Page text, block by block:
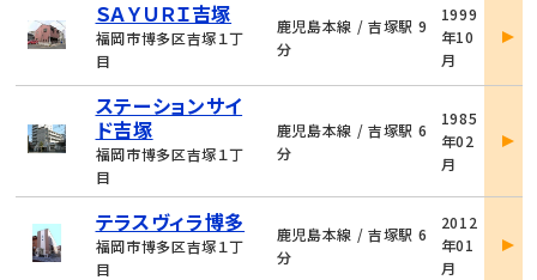
ＳＡＹＵＲＩ吉塚
福岡市博多区吉塚１丁
目
鹿児島本線 / 吉塚駅 9
分
1999
年10
月
詳
ステーションサイ
ド吉塚
福岡市博多区吉塚１丁
目
鹿児島本線 / 吉塚駅 6
分
1985
年02
月
詳
テラスヴィラ博多
福岡市博多区吉塚１丁
目
鹿児島本線 / 吉塚駅 6
分
2012
年01
月
詳